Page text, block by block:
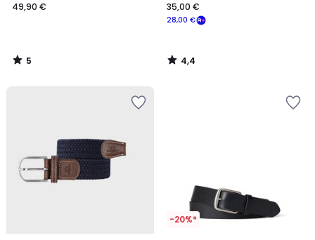
49,90 €
5
/
28,00 €
35,00 €
4,4
/
-20%*